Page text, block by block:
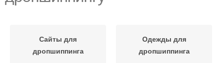
Сайты для
дропшиппинга
Одежды для
дропшиппинга